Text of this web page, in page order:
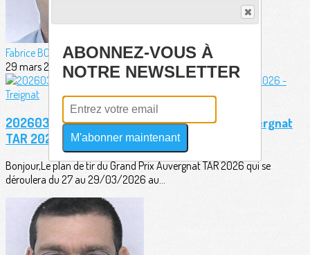
Fabrice BORDERIE
29 mars 2026
20260323 - Plan de tir officiel Grand Prix Auvergnat
TAR 2026 - Treignat
Bonjour,Le plan de tir du Grand Prix Auvergnat TAR 2026 qui se
déroulera du 27 au 29/03/2026 au...
ABONNEZ-VOUS À
NOTRE NEWSLETTER
M'abonner maintenant